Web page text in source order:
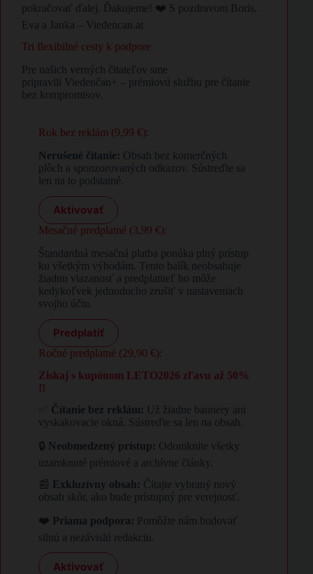
pokračovať ďalej. Ďakujeme! ❤️ S pozdravom Boris,
Eva a Janka – Viedencan.at
Tri flexibilné cesty k podpore
Pre našich verných čitateľov sme
pripravili Viedenčan+ – prémiovú službu pre čítanie
bez kompromisov.
Rok bez reklám (9,99 €):
Nerušené čítanie: Obsah bez komerčných
plôch a sponzorovaných odkazov. Sústreďte sa
len na to podstatné.
Aktivovať
Mesačné predplatné (3,99 €):
Štandardná mesačná platba ponúka plný prístup
ku všetkým výhodám. Tento balík neobsahuje
žiadnu viazanosť a predplatiteľ ho môže
kedykoľvek jednoducho zrušiť v nastaveniach
svojho účtu.
Predplatiť
Ročné predplatné (29,90 €):
Ziskaj s kupónom LETO2026 zľavu až 50%
!!
Čítanie bez reklám: Už žiadne bannery ani
vyskakovacie okná. Sústreďte sa len na obsah.
🔒 Neobmedzený prístup: Odomknite všetky
uzamknuté prémiové a archívne články.
📰 Exkluzívny obsah: Čítajte vybraný nový
obsah skôr, ako bude prístupný pre verejnosť.
❤️ Priama podpora: Pomôžte nám budovať
silnú a nezávislú redakciu.
Aktivovať